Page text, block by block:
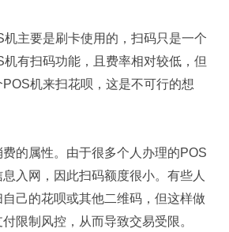
主要是刷卡使用的，扫码只是一个
机有扫码功能，且费率相对较低，但
机来扫花呗，这是不可行的想
的属性。由于很多个人办理的POS
入网，因此扫码额度很小。有些人
己的花呗或其他二维码，但这样做
限制风控，从而导致交易受限。